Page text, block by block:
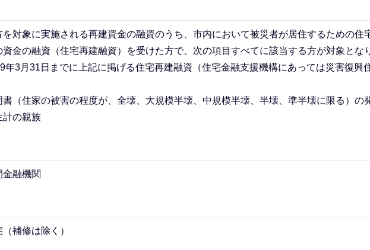
対象に実施される再建資金の融資のうち、市内において被災者が居住するための住
金の融資（住宅再建融資）を受けた方で、次の項目すべてに該当する方が対象とな
年3月31日までに上記に掲げる住宅再建融資（住宅金融支援機構にあっては災害復興
書（住家の被害の程度が、全壊、大規模半壊、中規模半壊、半壊、準半壊に限る）の
計の親族
融機関
補修は除く）